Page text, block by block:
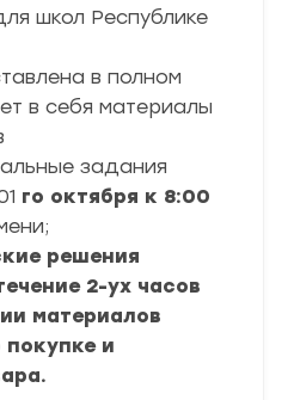
школ Республике
в полном
в себя материалы
задания
го октября к 8:00
решения
2-ух часов
материалов
и